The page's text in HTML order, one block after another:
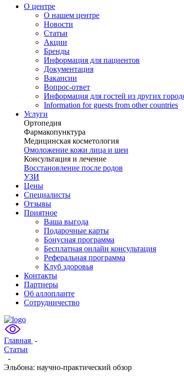
О центре
О нашем центре
Новости
Статьи
Акции
Бренды
Информация для пациентов
Документация
Вакансии
Вопрос-ответ
Информация для гостей из других
Information for guests from other countries
Услуги
Ортопедия
Фармакопунктура
Медицинская косметология
Омоложение кожи лица и шеи
Консультация и лечение
Восстановление после родов
УЗИ
Цены
Специалисты
Отзывы
Приятное
Ваша выгода
Подарочные карты
Бонусная программа
Бесплатная онлайн консультация
Реферальная программа
Клуб здоровья
Контакты
Партнеры
Об аллопланте
Сотрудничество
Главная -
Статьи
-
Эльбона: научно-практический обзор